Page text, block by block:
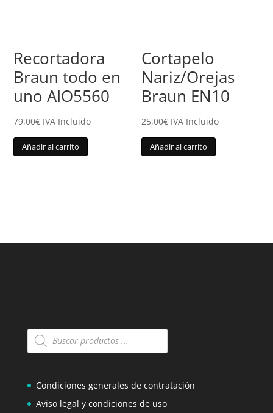
Recortadora
Braun todo en
uno AIO5560
79,00€ IVA Incluido
Añadir al carrito
Cortapelo
Nariz/Orejas
Braun EN10
25,00€ IVA Incluido
Añadir al carrito
Búsqueda
de
Condiciones generales de contratación
Aviso legal y condiciones de uso